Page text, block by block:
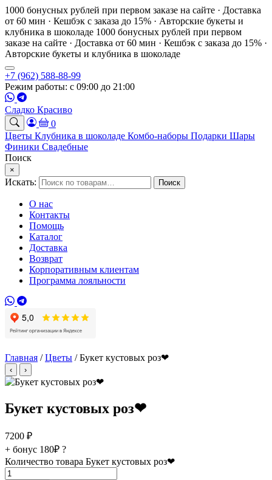
1000 бонусных рублей при первом заказе на сайте · Доставка
от 60 мин · Кешбэк с заказа до 15% · Авторские букеты и
клубника в шоколаде 1000 бонусных рублей при первом
заказе на сайте · Доставка от 60 мин · Кешбэк с заказа до 15% ·
Авторские букеты и клубника в шоколаде
+7 (962) 588-88-99
Режим работы: с 09:00 до 21:00
Сладко Красиво
0
Цветы Клубника в шоколаде Комбо-наборы Подарки Шары
Финики Свадебные
Поиск
×
Искать: Поиск
О нас
Контакты
Помощь
Каталог
Доставка
Возврат
Корпоративным клиентам
Программа лояльности
Главная /Цветы / Букет кустовых роз❤
‹ ›
Букет кустовых роз❤
7200 ₽
+ бонус 180₽ ?
Количество товара Букет кустовых роз❤